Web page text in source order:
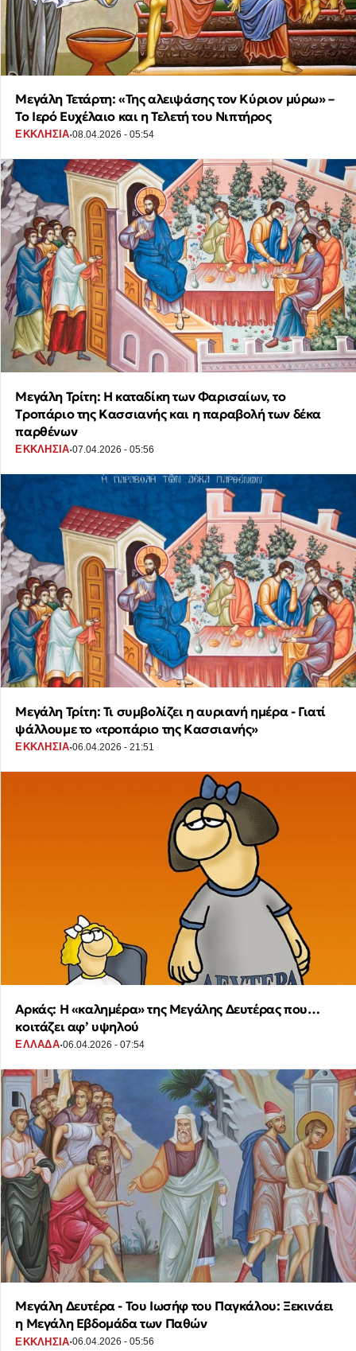
Μεγάλη Τετάρτη: «Της αλειψάσης τον Κύριον μύρω» –
Το Ιερό Ευχέλαιο και η Τελετή του Νιπτήρος
ΕΚΚΛΗΣΙΑ·08.04.2026 - 05:54
Μεγάλη Τρίτη: Η καταδίκη των Φαρισαίων, το
Tροπάριο της Κασσιανής και η παραβολή των δέκα
παρθένων
ΕΚΚΛΗΣΙΑ·07.04.2026 - 05:56
Μεγάλη Τρίτη: Τι συμβολίζει η αυριανή ημέρα - Γιατί
ψάλλουμε το «τροπάριο της Κασσιανής»
ΕΚΚΛΗΣΙΑ·06.04.2026 - 21:51
Αρκάς: Η «καλημέρα» της Μεγάλης Δευτέρας που…
κοιτάζει αφ’ υψηλού
ΕΛΛΑΔΑ·06.04.2026 - 07:54
Μεγάλη Δευτέρα - Του Ιωσήφ του Παγκάλου: Ξεκινάει
η Μεγάλη Εβδομάδα των Παθών
ΕΚΚΛΗΣΙΑ·06.04.2026 - 05:56